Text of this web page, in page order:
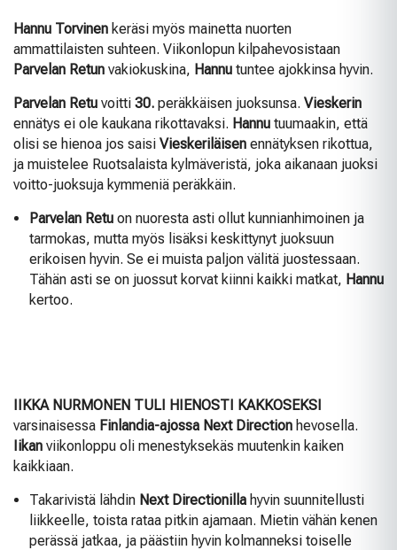
Hannu Torvinen keräsi myös mainetta nuorten
ammattilaisten suhteen. Viikonlopun kilpahevosistaan
Parvelan Retun vakiokuskina, Hannu tuntee ajokkinsa hyvin.
Parvelan Retu voitti 30. peräkkäisen juoksunsa. Vieskerin
ennätys ei ole kaukana rikottavaksi. Hannu tuumaakin, että
olisi se hienoa jos saisi Vieskeriläisen ennätyksen rikottua,
ja muistelee Ruotsalaista kylmäveristä, joka aikanaan juoksi
voitto-juoksuja kymmeniä peräkkäin.
Parvelan Retu on nuoresta asti ollut kunnianhimoinen ja
tarmokas, mutta myös lisäksi keskittynyt juoksuun
erikoisen hyvin. Se ei muista paljon välitä juostessaan.
Tähän asti se on juossut korvat kiinni kaikki matkat, Hannu
kertoo.
IIKKA NURMONEN TULI HIENOSTI KAKKOSEKSI
varsinaisessa Finlandia-ajossa Next Direction hevosella.
Iikan viikonloppu oli menestyksekäs muutenkin kaiken
kaikkiaan.
Takarivistä lähdin Next Directionilla hyvin suunnitellusti
liikkeelle, toista rataa pitkin ajamaan. Mietin vähän kenen
perässä jatkaa, ja päästiin hyvin kolmanneksi toiselle